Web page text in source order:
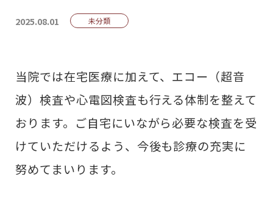
2025.08.01 未分類
当院では在宅医療に加えて、エコー（超音
波）検査や心電図検査も行える体制を整えて
おります。ご自宅にいながら必要な検査を受
けていただけるよう、今後も診療の充実に
努めてまいります。